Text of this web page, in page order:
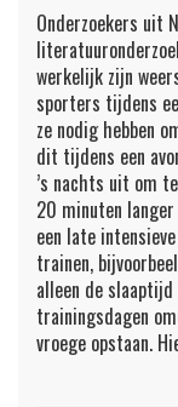
Onderzoekers uit
werkelijk zijn
sporters tijdens
ze nodig hebben
dit tijdens een
’s nachts uit om
20 minuten
een late
trainen,
alleen de
trainingsdagen
vroege opstaan.